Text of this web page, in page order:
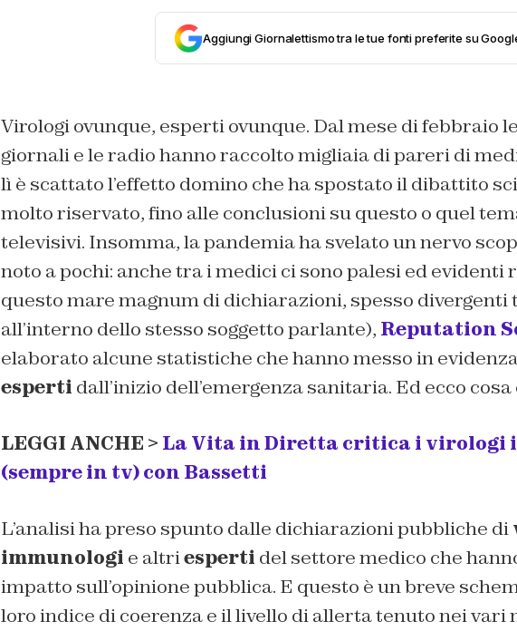
Aggiungi Giornalettismo tra le tue fonti preferite su
Virologi ovunque, esperti ovunque. Dal mese di febbraio
giornali e le radio hanno raccolto migliaia di pareri di
lì è scattato l’effetto domino che ha spostato il dibattito
molto riservato, fino alle conclusioni su questo o quel
televisivi. Insomma, la pandemia ha svelato un nervo
noto a pochi: anche tra i medici ci sono palesi ed evidenti
questo mare magnum di dichiarazioni, spesso divergenti
all’interno dello stesso soggetto parlante), Reputation
elaborato alcune statistiche che hanno messo in
esperti dall’inizio dell’emergenza sanitaria. Ed ecco
LEGGI ANCHE > La Vita in Diretta critica i virologi
(sempre in tv) con Bassetti
L’analisi ha preso spunto dalle dichiarazioni pubbliche di
immunologi e altriesperti del settore medico che
impatto sull’opinione pubblica. E questo è un breve
loro indice di coerenza e il livello di allerta tenuto nei vari